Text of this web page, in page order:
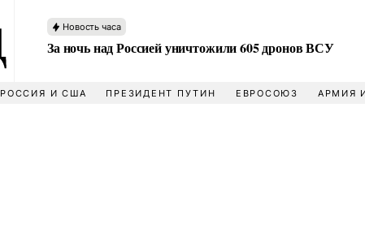
Новость часа
За ночь над Россией уничтожили 605 дронов ВСУ
РОССИЯ И США ПРЕЗИДЕНТ ПУТИН ЕВРОСОЮЗ АРМИЯ